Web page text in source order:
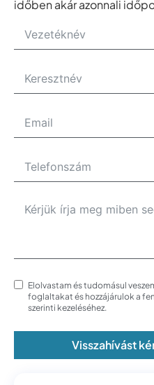
időben akár azonnali
Elolvastam és tudomásul
foglaltakat és hozzájárulok a
szerinti kezeléséhez.
Visszahívást